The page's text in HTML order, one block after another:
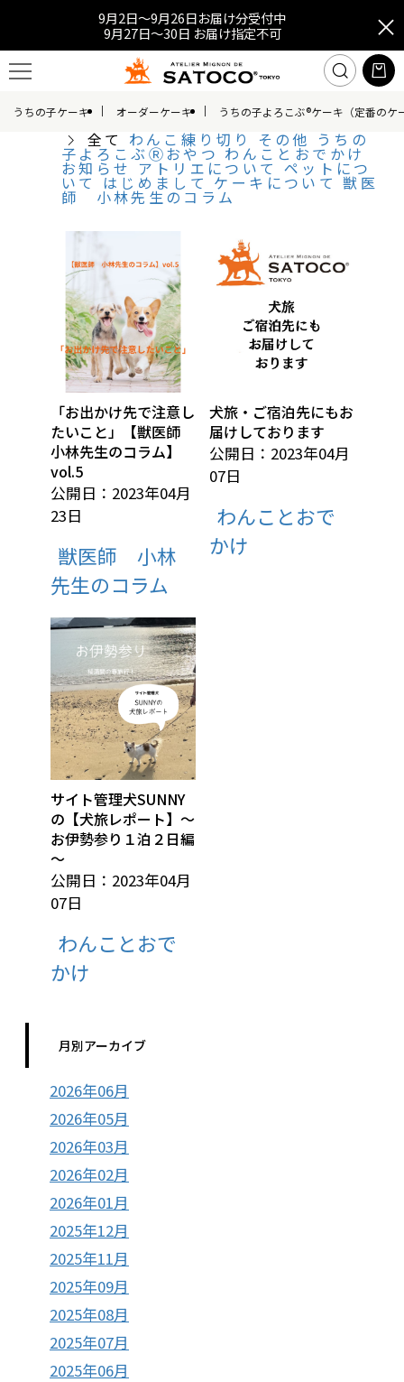
9月2日～9月26日お届け分受付中
9月27日～30日 お届け指定不可
うちの子ケーキ オーダーケーキ うちの子よろこぶ®ケーキ（定番のケ
全て わんこ練り切り その他 うちの
子よろこぶⓇおやつわんことおでかけ
お知らせアトリエについてペットにつ
いてはじめましてケーキについて獣医
師 小林先生のコラム
「お出かけ先で注意し
たいこと」【獣医師
小林先生のコラム】
vol.5
公開日：2023年04月
23日
獣医師 小林
先生のコラム
犬旅・ご宿泊先にもお
届けしております
公開日：2023年04月
07日
わんことおで
かけ
サイト管理犬SUNNY
の【犬旅レポート】～
お伊勢参り１泊２日編
～
公開日：2023年04月
07日
わんことおで
かけ
月別アーカイブ
2026年06月
2026年05月
2026年03月
2026年02月
2026年01月
2025年12月
2025年11月
2025年09月
2025年08月
2025年07月
2025年06月